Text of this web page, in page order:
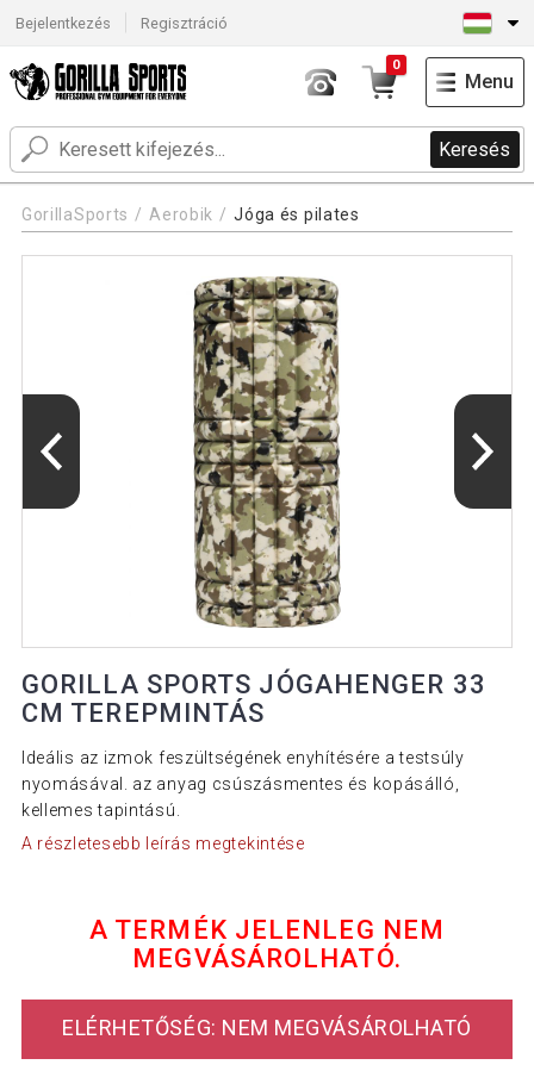
Bejelentkezés Regisztráció
Keresés
0
Menu
GorillaSports Aerobik Jóga és pilates
GORILLA SPORTS JÓGAHENGER 33
CM TEREPMINTÁS
Ideális az izmok feszültségének enyhítésére a testsúly
nyomásával. az anyag csúszásmentes és kopásálló,
kellemes tapintású.
A részletesebb leírás megtekintése
A TERMÉK JELENLEG NEM
MEGVÁSÁROLHATÓ.
ELÉRHETŐSÉG: NEM MEGVÁSÁROLHATÓ